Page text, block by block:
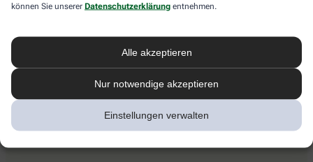
können Sie unserer Datenschutzerklärung entnehmen.
Alle akzeptieren
Nur notwendige akzeptieren
Einstellungen verwalten
apotheke.com Informationen
Newsletter
Barrierefreiheitserklärung